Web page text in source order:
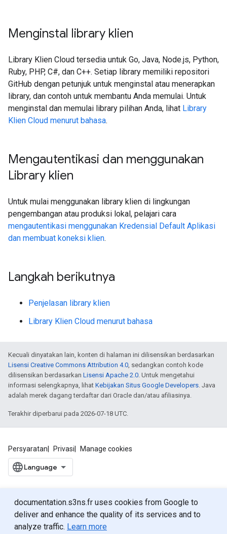
documentation.s3ns.fr uses cookies from Google to
deliver and enhance the quality of its services and to
analyze traffic. Learn more
Menginstal library klien
Library Klien Cloud tersedia untuk Go, Java, Node.js, Python,
Ruby, PHP, C#, dan C++. Setiap library memiliki repositori
GitHub dengan petunjuk untuk menginstal atau menerapkan
library, dan contoh untuk membantu Anda memulai. Untuk
menginstal dan memulai library pilihan Anda, lihat Library
Klien Cloud menurut bahasa.
Mengautentikasi dan menggunakan
Library klien
Untuk mulai menggunakan library klien di lingkungan
pengembangan atau produksi lokal, pelajari cara
mengautentikasi menggunakan Kredensial Default Aplikasi
dan membuat koneksi klien.
Langkah berikutnya
Penjelasan library klien
Library Klien Cloud menurut bahasa
Kecuali dinyatakan lain, konten di halaman ini dilisensikan berdasarkan
Lisensi Creative Commons Attribution 4.0, sedangkan contoh kode
dilisensikan berdasarkan Lisensi Apache 2.0. Untuk mengetahui
informasi selengkapnya, lihat Kebijakan Situs Google Developers. Java
adalah merek dagang terdaftar dari Oracle dan/atau afiliasinya.
Terakhir diperbarui pada 2026-07-18 UTC.
Persyaratan Privasi Manage cookies